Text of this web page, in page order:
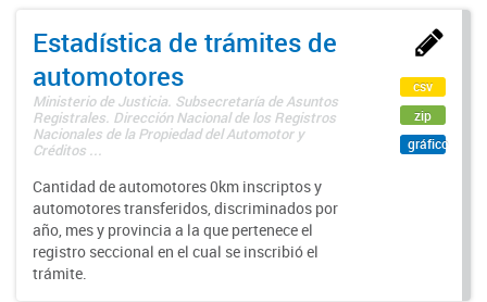
Estadística de trámites de
automotores
Ministerio de Justicia. Subsecretaría de Asuntos
Registrales. Dirección Nacional de los Registros
Nacionales de la Propiedad del Automotor y
Créditos ...
Cantidad de automotores 0km inscriptos y
automotores transferidos, discriminados por
año, mes y provincia a la que pertenece el
registro seccional en el cual se inscribió el
trámite.
csv
zip
gráfico